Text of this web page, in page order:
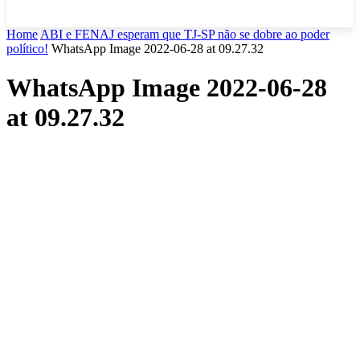
Home ABI e FENAJ esperam que TJ-SP não se dobre ao poder
político! WhatsApp Image 2022-06-28 at 09.27.32
WhatsApp Image 2022-06-28
at 09.27.32